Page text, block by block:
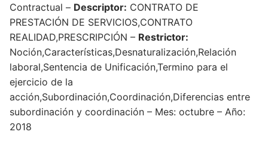
Contractual – Descriptor: CONTRATO DE
PRESTACIÓN DE SERVICIOS,CONTRATO
REALIDAD,PRESCRIPCIÓN – Restrictor:
Noción,Características,Desnaturalización,Relación
laboral,Sentencia de Unificación,Termino para el
ejercicio de la
acción,Subordinación,Coordinación,Diferencias entre
subordinación y coordinación – Mes: octubre – Año:
2018